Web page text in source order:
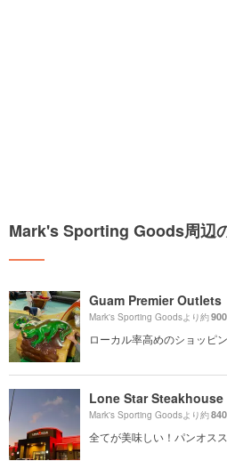
Mark's Sporting Goods周辺
Mark's Sporting Goodsより約
ローカル率高めのショッピ
Mark's Sporting Goodsより約
全てが美味しい！パンオス